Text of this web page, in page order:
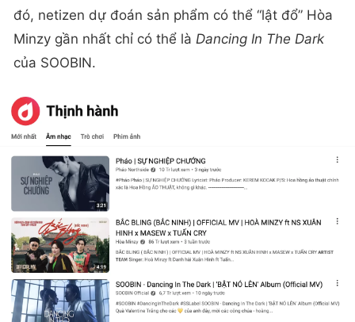
đó, netizen dự đoán sản phẩm có thể “lật đổ” Hòa
Minzy gần nhất chỉ có thể là Dancing In The Dark
của SOOBIN.